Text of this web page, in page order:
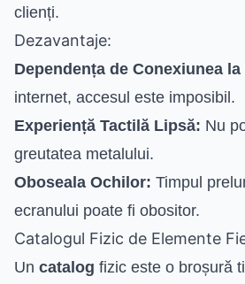
clienți.
Dezavantaje:
Dependența de Conexiunea
internet, accesul este imposibil.
Experiență Tactilă Lipsă: Nu
greutatea metalului.
Oboseala Ochilor: Timpul
ecranului poate fi obositor.
Catalogul Fizic de Elemente
Un catalog fizic este o broșură